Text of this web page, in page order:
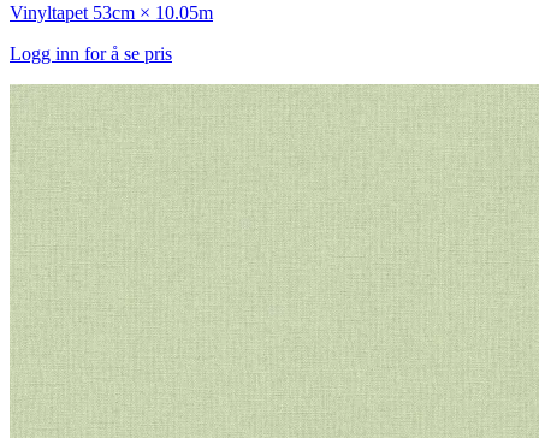
Vinyltapet 53cm × 10.05m
Logg inn for å se pris